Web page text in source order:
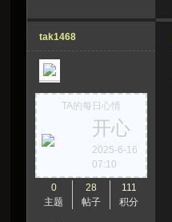
tak1468
TA的每日心情
开心
2025-6-16
07:10
0
主题
28
帖子
111
积分